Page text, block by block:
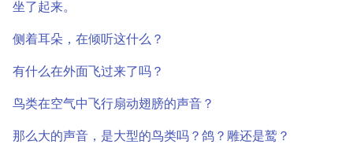
坐了起来。
侧着耳朵，在倾听这什么？
有什么在外面飞过来了吗？
鸟类在空气中飞行扇动翅膀的声音？
那么大的声音，是大型的鸟类吗？鸽？雕还是鹫？